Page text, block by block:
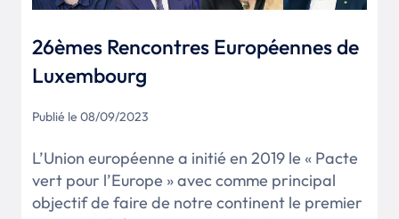
26èmes Rencontres Européennes de
Luxembourg
Publié le 08/09/2023
L’Union européenne a initié en 2019 le « Pacte
vert pour l’Europe » avec comme principal
objectif de faire de notre continent le premier